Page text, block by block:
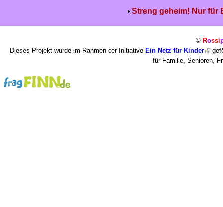
Streng geheim! Nur für
© Rossi
Dieses Projekt wurde im Rahmen der Initiative Ein Netz für Kinder
für Familie, Senioren,